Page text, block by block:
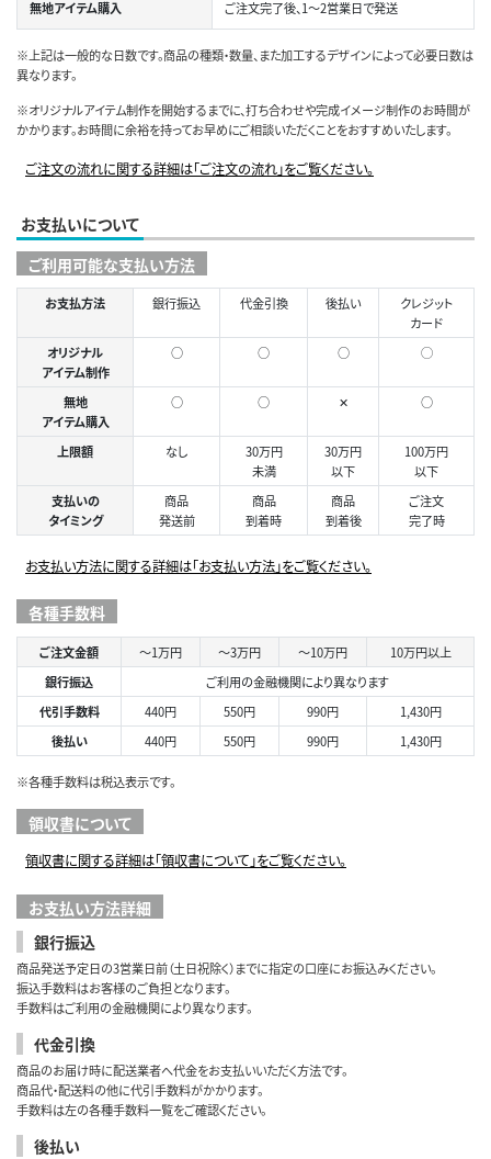
無地アイテム購入 ご注文完了後、1～2営業日で発送
※上記は一般的な日数です。商品の種類・数量、また加工するデザインによって必要日数は
異なります。
※オリジナルアイテム制作を開始するまでに、打ち合わせや完成イメージ制作のお時間が
かかります。お時間に余裕を持ってお早めにご相談いただくことをおすすめいたします。
ご注文の流れに関する詳細は「ご注文の流れ」をご覧ください。
お支払いについて
ご利用可能な支払い方法
お支払方法 銀行振込 代金引換 後払い
クレジット
カード
オリジナル
アイテム制作
○ ○ ○ ◯
無地
アイテム購入
○ ○ ✕ ○
上限額 なし
30万円
未満
30万円
以下
100万円
以下
支払いの
タイミング
商品
発送前
商品
到着時
商品
到着後
ご注文
完了時
お支払い方法に関する詳細は「お支払い方法」をご覧ください。
各種手数料
ご注文金額 ～1万円 ～3万円 ～10万円
10万円以上
銀行振込
ご利用の金融機関により異なります
代引手数料
440円 550円 990円
1,430円
後払い
440円 550円 990円 1,430円
※各種手数料は税込表示です。
領収書について
領収書に関する詳細は「領収書について」をご覧ください。
お支払い方法詳細
銀行振込
商品発送予定日の3営業日前（土日祝除く）までに指定の口座にお振込みください。
振込手数料はお客様のご負担となります。
手数料はご利用の金融機関により異なります。
代金引換
商品のお届け時に配送業者へ代金をお支払いいただく方法です。
商品代・配送料の他に代引手数料がかかります。
手数料は左の各種手数料一覧をご確認ください。
後払い